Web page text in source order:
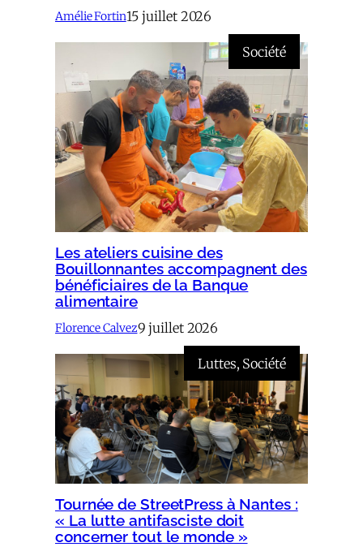
Amélie Fortin15 juillet 2026
Société
Les ateliers cuisine des
Bouillonnantes accompagnent des
bénéficiaires de la Banque
alimentaire
Florence Calvez9 juillet 2026
Luttes, Société
Tournée de StreetPress à Nantes :
« La lutte antifasciste doit
concerner tout le monde »